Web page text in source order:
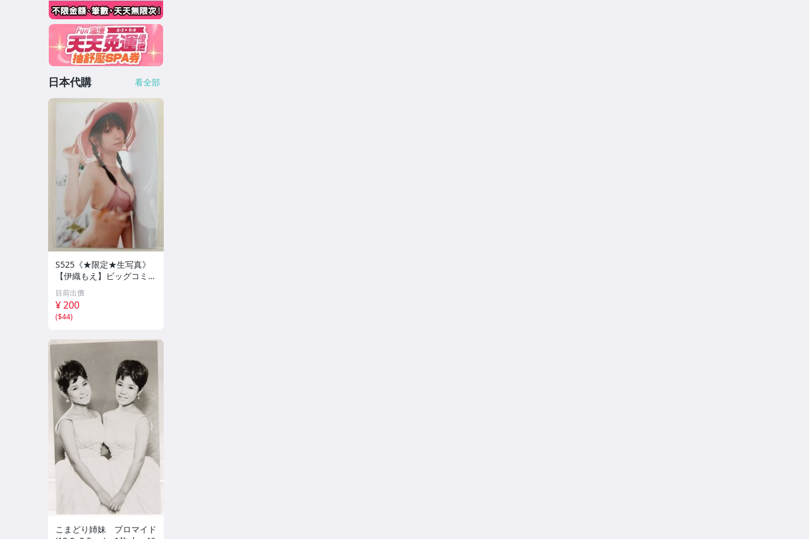
日本代購 看全部
S525《★限定★生写真》
【伊織もえ】ビッグコミッ
クスピリッツ 2026年8月3
日号 ★セブンネット限定
特典★ ☆送料一律☆
目前出價
¥ 200
($44)
こまどり姉妹 プロマイド